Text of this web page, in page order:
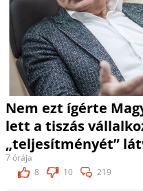
Nem ezt ígérte
lett a tiszás
„teljesítményét”
7 órája
8
10 219